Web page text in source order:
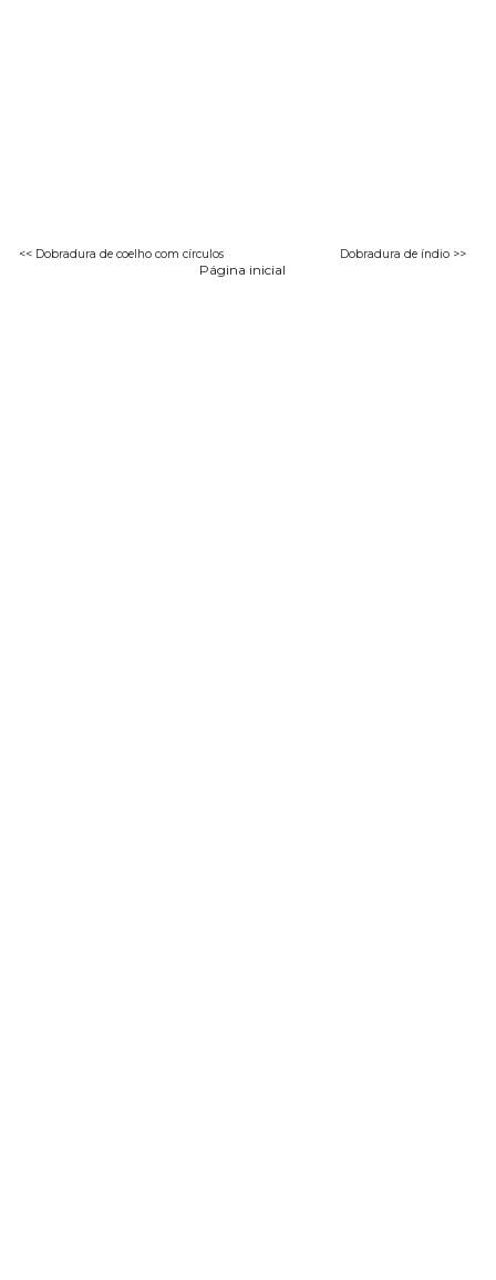
<< Dobradura de coelho com círculos Dobradura de índio >>
Página inicial